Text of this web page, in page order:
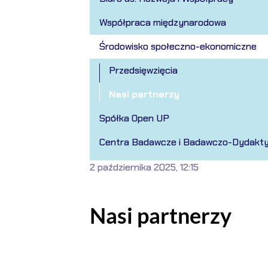
Współpraca międzynarodowa
Środowisko społeczno-ekonomiczne
Przedsięwzięcia
Nasi partnerzy
Spółka Open UP
Centra Badawcze i Badawczo-
Nasi partnerzy
2 października 2025, 12:15